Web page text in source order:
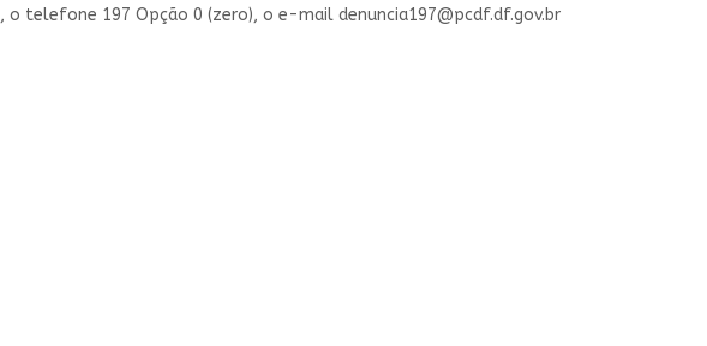
, o telefone 197 Opção 0 (zero), o e-mail denuncia197@pcdf.df.gov.br